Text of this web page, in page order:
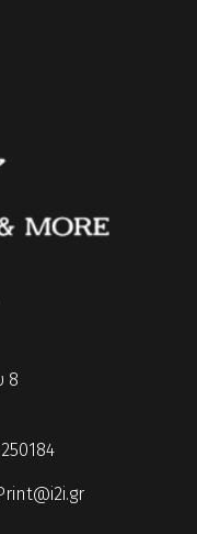
8